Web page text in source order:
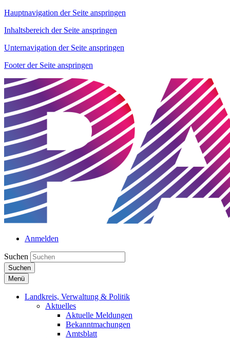
Hauptnavigation der Seite anspringen
Inhaltsbereich der Seite anspringen
Unternavigation der Seite anspringen
Footer der Seite anspringen
Anmelden
Suchen
Suchen
Menü
Landkreis, Verwaltung & Politik
Aktuelles
Aktuelle Meldungen
Bekanntmachungen
Amtsblatt